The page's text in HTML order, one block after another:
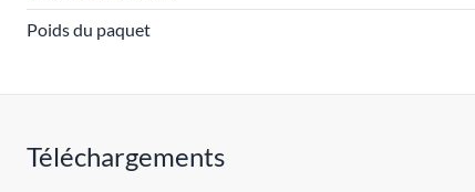
Poids du paquet
Téléchargements